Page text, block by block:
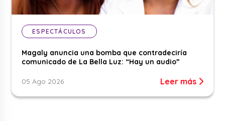
ESPECTÁCULOS
Magaly anuncia una bomba que contradeciría
comunicado de La Bella Luz: “Hay un audio”
05 Ago 2026 Leer más